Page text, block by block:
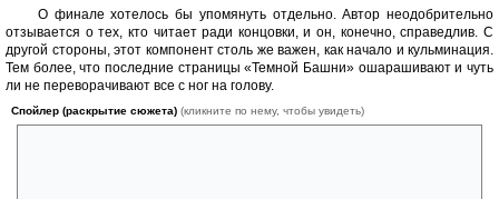
О финале хотелось бы упомянуть отдельно. Автор неодобрительно
отзывается о тех, кто читает ради концовки, и он, конечно, справедлив. С
другой стороны, этот компонент столь же важен, как начало и кульминация.
Тем более, что последние страницы «Темной Башни» ошарашивают и чуть
ли не переворачивают все с ног на голову.
Спойлер (раскрытие сюжета) (кликните по нему, чтобы увидеть)